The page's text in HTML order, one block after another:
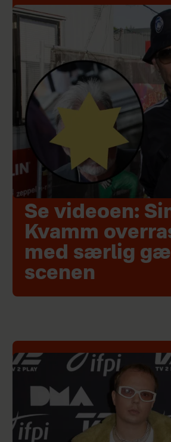
Se videoen:
Kvamm
med særlig
scenen